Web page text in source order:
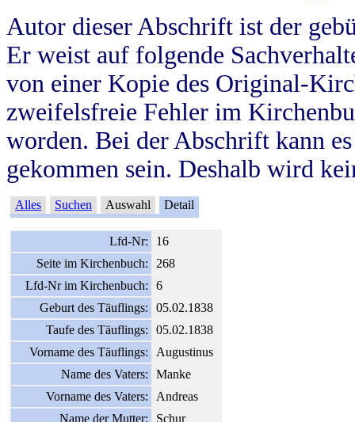
Autor dieser Abschrift ist der
Er weist auf folgende
von einer Kopie des Original-
zweifelsfreie Fehler im
worden. Bei der Abschrift kann
gekommen sein. Deshalb wird
Alles Suchen Auswahl Detail
Lfd-Nr:
16
Seite im Kirchenbuch:
268
Lfd-Nr im Kirchenbuch:
6
Geburt des Täuflings:
05.02.1838
Taufe des Täuflings:
05.02.1838
Vorname des Täuflings:
Augustinus
Name des Vaters:
Manke
Vorname des Vaters:
Andreas
Name der Mutter:
Schur